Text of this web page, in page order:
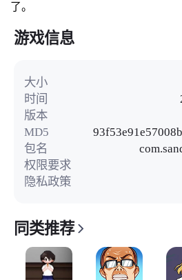
了。
游戏信息
大小
时间
版本
MD5
包名
权限要求
隐私政策
同类推荐